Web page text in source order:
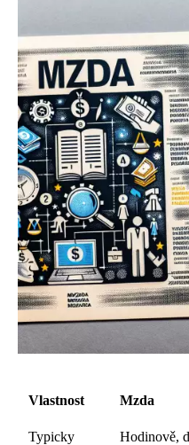
Vlastnost Mzda
Typicky
Hodinově,